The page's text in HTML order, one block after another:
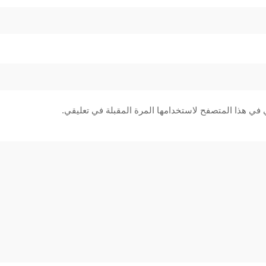
في هذا المتصفح لاستخدامها المرة المقبلة في تعليقي.